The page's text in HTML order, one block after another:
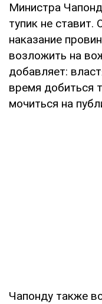
Министра
тупик не ставит.
наказание
возложить на
добавляет:
время добиться
мочиться на
Чапонду также